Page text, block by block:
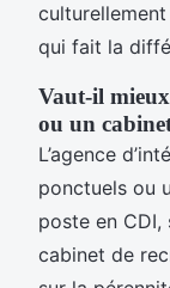
culturellement
qui fait la
Vaut-il
ou un
L’agence
ponctuels ou
poste en CDI,
cabinet de